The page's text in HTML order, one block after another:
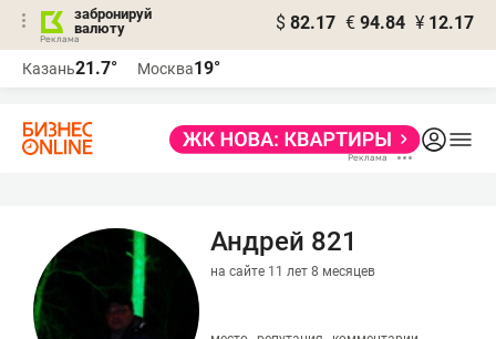
забронируй
валюту
$ 82.17 € 94.84 ¥ 12.17
Казань21.7° Москва19°
Андрей 821
на сайте 11 лет 8 месяцев